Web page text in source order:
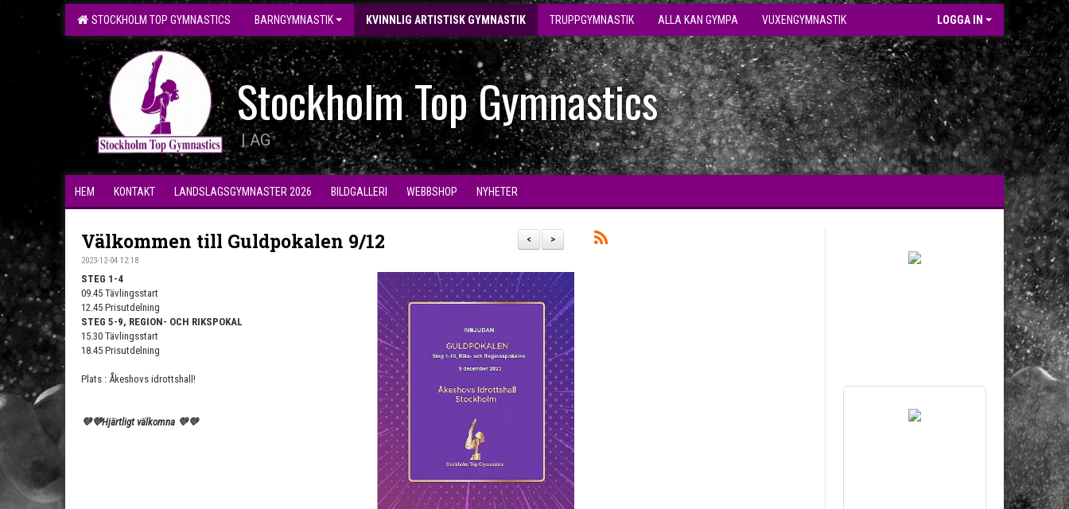
STOCKHOLM TOP GYMNASTICS BARNGYMNASTIK KVINNLIG ARTISTISK GYMNASTIK TRUPPGYMNASTIK ALLA KAN GYMPA VUXENGYMNASTIK LOGGA IN
Stockholm Top Gymnastics
| AG
HEM KONTAKT LANDSLAGSGYMNASTER 2026 BILDGALLERI WEBBSHOP NYHETER
>
<
Välkommen till Guldpokalen 9/12
2023-12-04 12:18
STEG 1-4
09.45 Tävlingsstart
12.45 Prisutdelning
STEG 5-9, REGION- OCH RIKSPOKAL
15.30 Tävlingsstart
18.45 Prisutdelning
Plats : Åkeshovs idrottshall!
💜💜Hjärtligt välkomna 💜💜